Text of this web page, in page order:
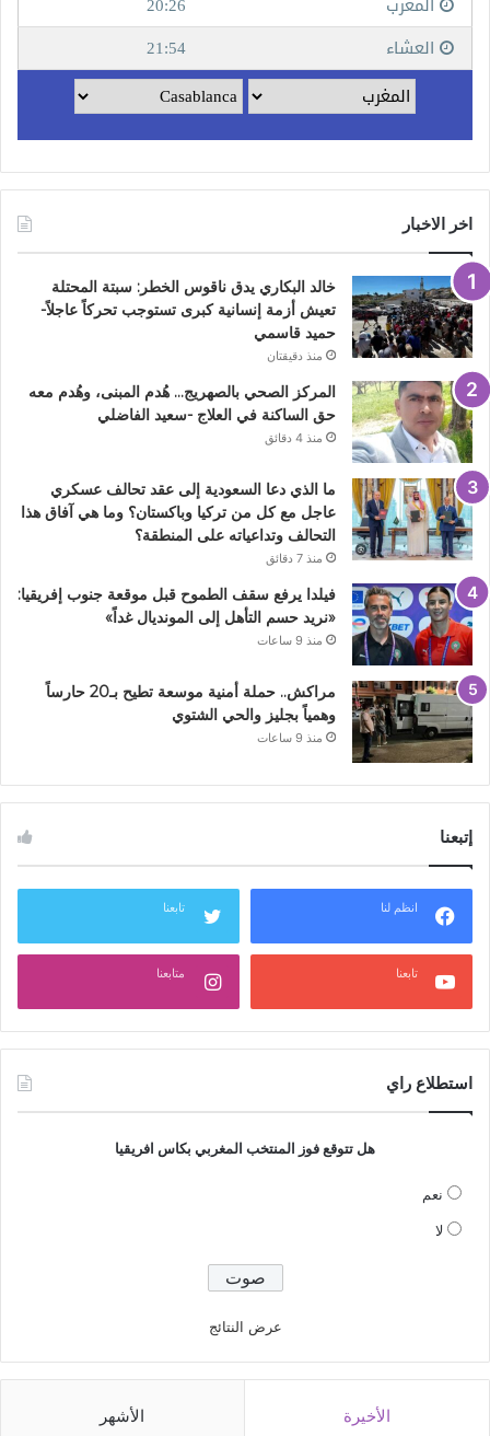
اخر الاخبار
خالد البكاري يدق ناقوس الخطر: سبتة المحتلة
تعيش أزمة إنسانية كبرى تستوجب تحركاً عاجلاً-
حميد قاسمي
منذ دقيقتان
المركز الصحي بالصهريج… هُدم المبنى، وهُدم معه
حق الساكنة في العلاج -سعيد الفاضلي
منذ 4 دقائق
ما الذي دعا السعودية إلى عقد تحالف عسكري
عاجل مع كل من تركيا وباكستان؟ وما هي آفاق هذا
التحالف وتداعياته على المنطقة؟
منذ 7 دقائق
فيلدا يرفع سقف الطموح قبل موقعة جنوب إفريقيا:
«نريد حسم التأهل إلى المونديال غداً»
منذ 9 ساعات
مراكش.. حملة أمنية موسعة تطيح بـ20 حارساً
وهمياً بجليز والحي الشتوي
منذ 9 ساعات
إتبعنا
انظم لنا تابعنا
تابعنا متابعنا
استطلاع راي
هل تتوقع فوز المنتخب المغربي بكاس افريقيا
نعم
لا
عرض النتائج
الأخيرة الأشهر